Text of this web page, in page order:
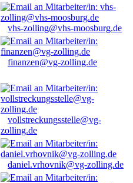
vhs-zolling@vhs-moosburg.de
finanzen@vg-zolling.de
vollstreckungsstelle@vg-
zolling.de
daniel.vrhovnik@vg-zolling.de